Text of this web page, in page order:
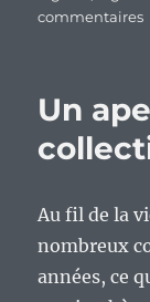
commentaires
;)
Un
Au fil de la
nombreux
années, ce